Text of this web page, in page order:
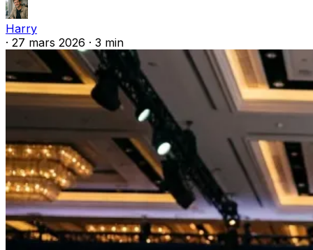
Harry
· 27 mars 2026 · 3 min